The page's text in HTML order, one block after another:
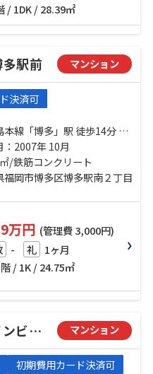
/ 1DK / 28.39㎡
駅前 マンション
決済可
線「博多」駅 徒歩14分 福
線「東比恵」駅 徒歩15分
牟田線「西鉄平尾」駅 徒歩
：2007年 10月
/鉄筋コンクリート
福岡市博多区博多駅南２丁目
万円 (管理費 3,000円)
- 礼 1ヶ月
/ 1K / 24.75㎡
ピュアドーム博多ファインビュー マンション
初期費用カード決済可